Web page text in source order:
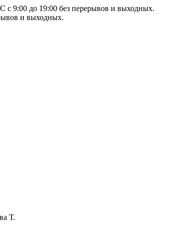
9:00 до 19:00 без перерывов и выходных.
и выходных.
Т.